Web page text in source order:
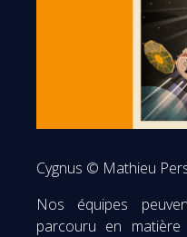
Cygnus © Mathieu
Nos équipes
parcouru en